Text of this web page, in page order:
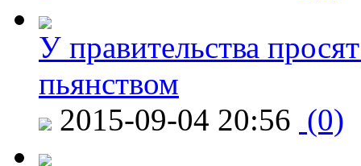
У правительства
пьянством
2015-09-04 20:56 (0)